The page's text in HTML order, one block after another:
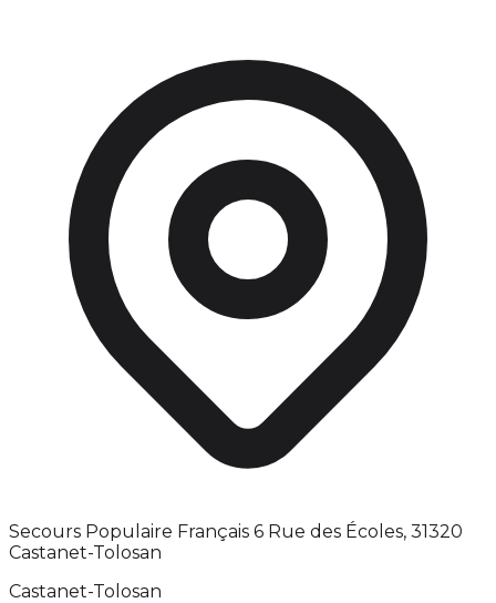
Secours Populaire Français 6 Rue des Écoles, 31320
Castanet-Tolosan
Castanet-Tolosan